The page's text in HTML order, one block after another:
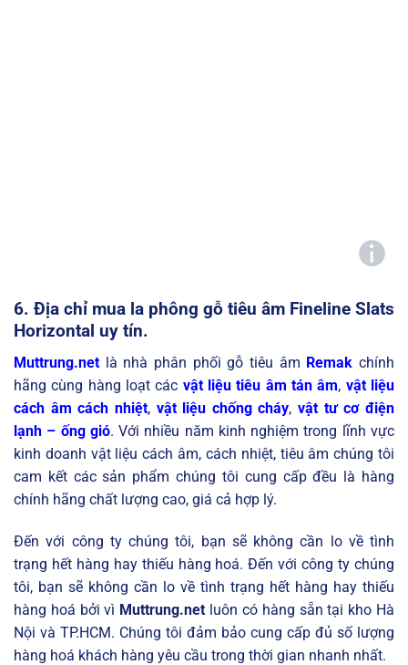
6. Địa chỉ mua la phông gỗ tiêu âm Fineline Slats
Horizontal uy tín.
Muttrung.net là nhà phân phối gỗ tiêu âm Remak chính
hãng cùng hàng loạt các vật liệu tiêu âm tán âm, vật liệu
cách âm cách nhiệt, vật liệu chống cháy,vật tư cơ điện
lạnh – ống gió. Với nhiều năm kinh nghiệm trong lĩnh vực
kinh doanh vật liệu cách âm, cách nhiệt, tiêu âm chúng tôi
cam kết các sản phẩm chúng tôi cung cấp đều là hàng
chính hãng chất lượng cao, giá cả hợp lý.
Đến với công ty chúng tôi, bạn sẽ không cần lo về tình
trạng hết hàng hay thiếu hàng hoá.Đến với công ty chúng
tôi, bạn sẽ không cần lo về tình trạng hết hàng hay thiếu
hàng hoá bởi vì Muttrung.net luôn có hàng sẵn tại kho Hà
Nội và TP.HCM. Chúng tôi đảm bảo cung cấp đủ số lượng
hàng hoá khách hàng yêu cầu trong thời gian nhanh nhất.